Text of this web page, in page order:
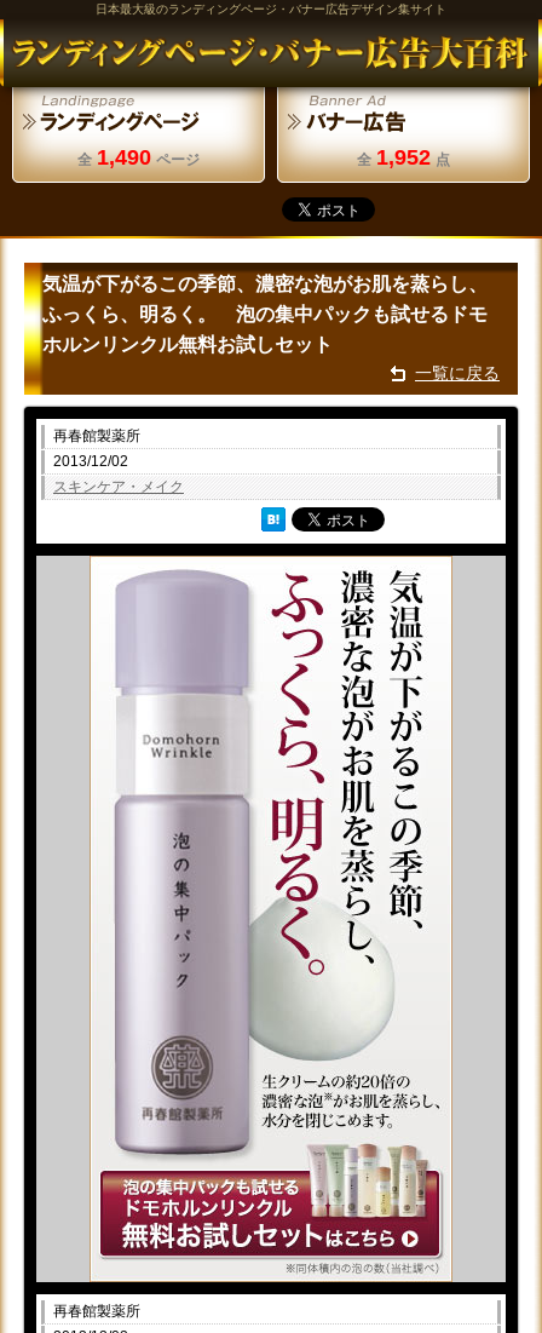
日本最大級のランディングページ・バナー広告デザイン集サイト
全 1,490 ページ 全 1,952 点
気温が下がるこの季節、濃密な泡がお肌を蒸らし、
ふっくら、明るく。 泡の集中パックも試せるドモ
ホルンリンクル無料お試しセット
一覧に戻る
再春館製薬所
2013/12/02
スキンケア・メイク
再春館製薬所